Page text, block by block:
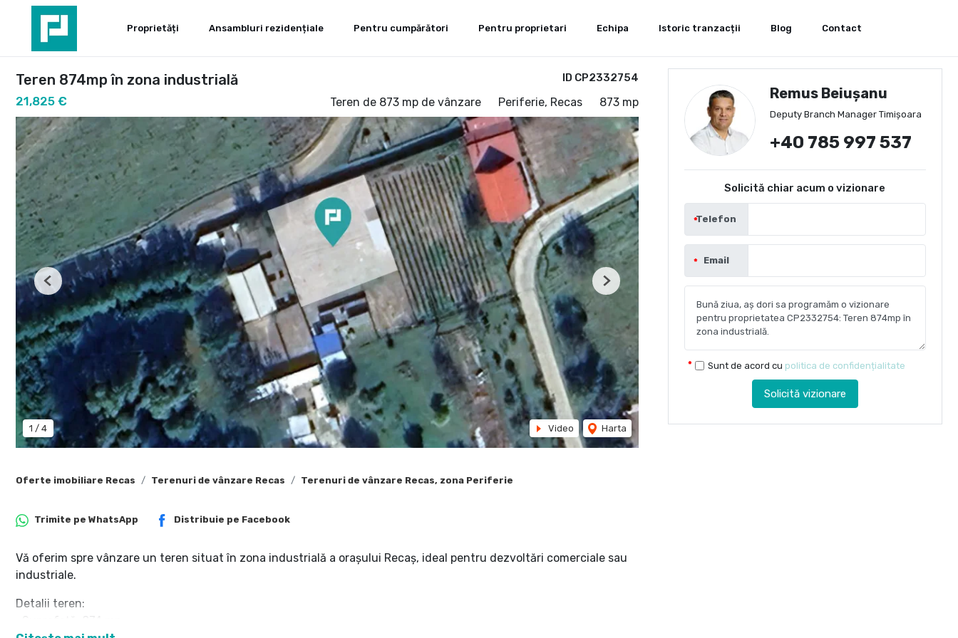
Proprietăți Ansambluri rezidențiale Pentru cumpărători Pentru proprietari Echipa Istoric tranzacții Blog Contact
ID CP2332754
Teren 874mp în zona industrială
21,825 € Teren de 873 mp de vânzare Periferie, Recas 873 mp
1 / 4 Video Harta
Previous Next
Oferte imobiliare Recas Terenuri de vânzare Recas Terenuri de vânzare Recas, zona Periferie
Trimite pe WhatsApp Distribuie pe Facebook
Vă oferim spre vânzare un teren situat în zona industrială a orașului Recaș, ideal pentru dezvoltări comerciale sau
industriale.
Detalii teren:
Remus Beiușanu
Deputy Branch Manager Timișoara
+40 785 997 537
Solicită chiar acum o vizionare
Telefon
Email
Sunt de acord cu politica de confidențialitate
Solicită vizionare